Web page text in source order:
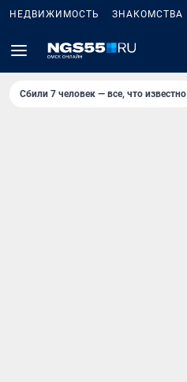
НЕДВИЖИМОСТЬ ЗНАКОМСТВА
Сбили 7 человек — все, что известно